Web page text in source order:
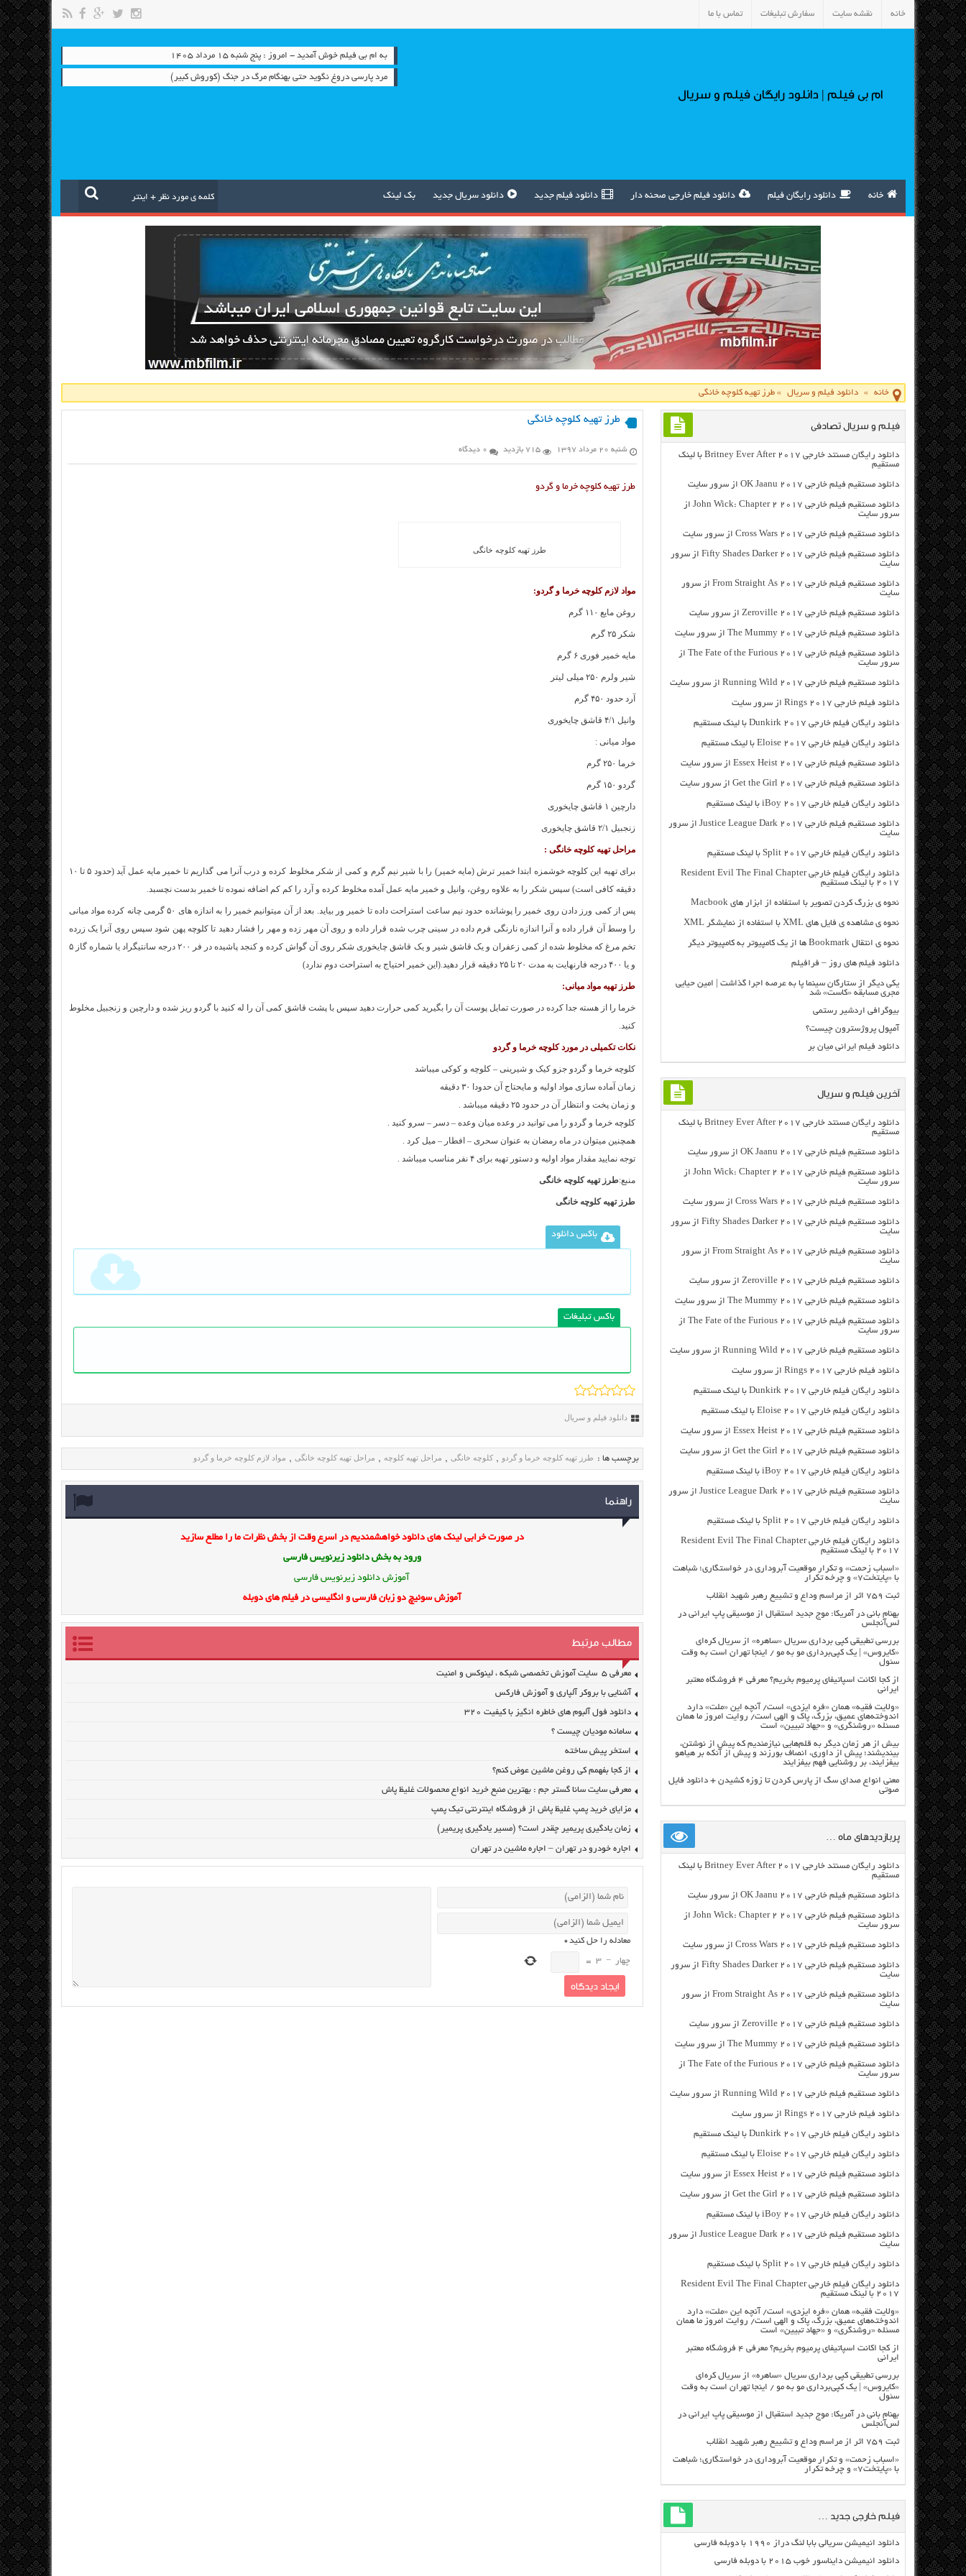
خانه نقشه سایت سفارش تبلیغات تماس با ما
ام بی فیلم | دانلود رایگان فیلم و سریال
به ام بی فیلم خوش آمدید - امروز : پنج شنبه ۱۵ مرداد ۱۴۰۵
مرد پارسی دروغ نگوید حتی بهنگام مرگ در جنگ (کوروش کبیر)
خانه دانلود رایگان فیلم دانلود فیلم خارجی صحنه دار دانلود فیلم جدید دانلود سریال جدید بک لینک
خانه » دانلود فیلم و سریال »طرز تهیه کلوچه خانگی
طرز تهیه کلوچه خانگی
شنبه ۲۰ مرداد ۱۳۹۷ 715 بازدید 0 دیدگاه
طرز تهیه کلوچه خرما و گردو
طرز تهیه کلوچه خانگی
مواد لازم کلوچه خرما و گردو:
روغن مایع ۱۱۰ گرم
شکر ۲۵ گرم
مایه خمیر فوری ۶ گرم
شیر ولرم ۲۵۰ میلی لیتر
آرد حدود ۴۵۰ گرم
وانیل ۴/۱ قاشق چایخوری
مواد میانی :
خرما ۲۵۰ گرم
گردو ۱۵۰ گرم
دارچین ۱ قاشق چایخوری
زنجبیل ۲/۱ قاشق چایخوری
مراحل تهیه کلوچه خانگی :
برای تهیه این کلوچه خوشمزه ابتدا خمیر ترش (مایه خمیر) را با شیر نیم گرم و کمی از شکر مخلوط کرده و درب آنرا می گذاریم تا خمیر مایه عمل آید (حدود ۵ تا ۱۰
دقیقه کافی است) سپس شکر را به علاوه روغن، وانیل و خمیر مایه عمل آمده مخلوط کرده و آرد را کم کم اضافه نموده تا خمیر بدست نچسبد.
پس از کمی ورز دادن روی خمیر را پوشانده حدود نیم ساعت استراحت داده تا خمیر ور بیاید. بعد از آن میتوانیم خمیر را به اندازه های ۵۰ گرمی چانه کرده مواد میانی
را وسط آن قرار داده و آنرا اندازه نارنگی فرم داده در سینی چرب شده قرار داده و روی آن مهر زده و مهر را فشار دهید تا کلوچه پهن شود سپس روی آنرا یک زرده
تخم مرغ که مخلوط شده از کمی زعفران و یک قاشق شیر و یک قاشق چایخوری شکر روی آن گواش کرده و کنجد پاشیده در فر ۲۰۰ درجه سانتیگراد یا شماره گاز ۵
و یا ۴۰۰ درجه فارنهایت به مدت ۲۰ تا ۲۵ دقیقه قرار دهید.(این خمیر احتیاج به استراحت دوم ندارد)
طرز تهیه مواد میانی:
خرما را از هسته جدا کرده در صورت تمایل پوست آن را بگیرید کمی حرارت دهید سپس با پشت قاشق کمی آن را له کنید با گردو ریز شده و دارچین و زنجبیل مخلوط
کنید.
نکات تکمیلی در مورد کلوچه خرما و گردو
کلوچه خرما و گردو جزو کیک و شیرینی – کلوچه و کوکی میباشد
زمان آماده سازی مواد اولیه و مایحتاج آن حدودا ۳۰ دقیقه
و زمان پخت و انتظار آن در حدود ۲۵ دقیقه میباشد .
کلوچه خرما و گردو را می توانید در وعده میان وعده – دسر – سرو کنید .
همچنین میتوان در ماه رمضان به عنوان سحری – افطار – میل کرد .
توجه نمایید مقدار مواد اولیه و دستور تهیه برای ۴ نفر مناسب میباشد .
منبع:طرز تهیه کلوچه خانگی
طرز تهیه کلوچه خانگی
باکس دانلود
باکس تبلیغات
دانلود فیلم و سریال
برچسب ها : طرز تهیه کلوچه خرما و گردو , کلوچه خانگی , مراحل تهیه کلوچه , مراحل تهیه کلوچه خانگی , مواد لازم کلوچه خرما و گردو
راهنما
در صورت خرابی لینک های دانلود خواهشمندیم در اسرع وقت از بخش نظرات ما را مطلع سازید
ورود به بخش دانلود زیرنویس فارسی
آموزش دانلود زیرنویس فارسی
آموزش سوئیچ دو زبان فارسی و انگلیسی در فیلم های دوبله
مطالب مرتبط
معرفی ۵ سایت آموزش تخصصی شبکه ، لینوکس و امنیت
آشنایی با بروکر آلپاری و آموزش فارکس
دانلود فول آلبوم های خاطره انگیز با کیفیت ۳۲۰
سامانه مودیان چیست ؟
استخر پیش ساخته
از کجا بفهمم کی روغن ماشین عوض کنم؟
معرفی سایت سانا گستر جم : بهترین منبع خرید انواع محصولات غلیظ پاش
مزایای خرید پمپ غلیظ پاش از فروشگاه اینترنتی تیک پمپ
زمان یادگیری پریمیر چقدر است؟ (مسیر یادگیری پریمیر)
اجاره خودرو در تهران – اجاره ماشین در تهران
معادله را حل کنید*
چهار −
3
=
فیلم و سریال تصادفی
دانلود رایگان مسنتد خارجی Britney Ever After 2017 با لینک
مستقیم
دانلود مستقیم فیلم خارجی OK Jaanu 2017 از سرور سایت
دانلود مستقیم فیلم خارجی John Wick: Chapter 2 2017 از
سرور سایت
دانلود مستقیم فیلم خارجی Cross Wars 2017 از سرور سایت
دانلود مستقیم فیلم خارجی Fifty Shades Darker 2017 از سرور
سایت
دانلود مستقیم فیلم خارجی From Straight As 2017 از سرور
سایت
دانلود مستقیم فیلم خارجی Zeroville 2017 از سرور سایت
دانلود مستقیم فیلم خارجی The Mummy 2017 از سرور سایت
دانلود مستقیم فیلم خارجی The Fate of the Furious 2017 از
سرور سایت
دانلود مستقیم فیلم خارجی Running Wild 2017 از سرور سایت
دانلود فیلم خارجی Rings 2017 از سرور سایت
دانلود رایگان فیلم خارجی Dunkirk 2017 با لینک مستقیم
دانلود رایگان فیلم خارجی Eloise 2017 با لینک مستقیم
دانلود مستقیم فیلم خارجی Essex Heist 2017 از سرور سایت
دانلود مستقیم فیلم خارجی Get the Girl 2017 از سرور سایت
دانلود رایگان فیلم خارجی iBoy 2017 با لینک مستقیم
دانلود مستقیم فیلم خارجی Justice League Dark 2017 از سرور
سایت
دانلود رایگان فیلم خارجی Split 2017 با لینک مستقیم
دانلود رایگان فیلم خارجی Resident Evil The Final Chapter
2017 با لینک مستقیم
نحوه ی بزرگ کردن تصویر با استفاده از ابزار های Macbook
نحوه ی مشاهده ی فایل های XML با استفاده از نمایشگر XML
نحوه ی انتقال Bookmark ها از یک کامپیوتر به کامپیوتر دیگر
دانلود فیلم های روز – فرافیلم
یکی دیگر از ستارگان سینما پا به عرصه اجرا گذاشت | امین حیایی
مجری مسابقه «کاست» شد
بیوگرافی اردشیر رستمی
آمپول پروژسترون چیست؟
دانلود فیلم ایرانی میان بر
آخرین فیلم و سریال
دانلود رایگان مسنتد خارجی Britney Ever After 2017 با لینک
مستقیم
دانلود مستقیم فیلم خارجی OK Jaanu 2017 از سرور سایت
دانلود مستقیم فیلم خارجی John Wick: Chapter 2 2017 از
سرور سایت
دانلود مستقیم فیلم خارجی Cross Wars 2017 از سرور سایت
دانلود مستقیم فیلم خارجی Fifty Shades Darker 2017 از سرور
سایت
دانلود مستقیم فیلم خارجی From Straight As 2017 از سرور
سایت
دانلود مستقیم فیلم خارجی Zeroville 2017 از سرور سایت
دانلود مستقیم فیلم خارجی The Mummy 2017 از سرور سایت
دانلود مستقیم فیلم خارجی The Fate of the Furious 2017 از
سرور سایت
دانلود مستقیم فیلم خارجی Running Wild 2017 از سرور سایت
دانلود فیلم خارجی Rings 2017 از سرور سایت
دانلود رایگان فیلم خارجی Dunkirk 2017 با لینک مستقیم
دانلود رایگان فیلم خارجی Eloise 2017 با لینک مستقیم
دانلود مستقیم فیلم خارجی Essex Heist 2017 از سرور سایت
دانلود مستقیم فیلم خارجی Get the Girl 2017 از سرور سایت
دانلود رایگان فیلم خارجی iBoy 2017 با لینک مستقیم
دانلود مستقیم فیلم خارجی Justice League Dark 2017 از سرور
سایت
دانلود رایگان فیلم خارجی Split 2017 با لینک مستقیم
دانلود رایگان فیلم خارجی Resident Evil The Final Chapter
2017 با لینک مستقیم
«اسباب زحمت» و تکرار موقعیت آبروداری در خواستگاری؛ شباهت
با «پایتخت۷» و چرخه تکرار
ثبت ۷۵۹ اثر از مراسم وداع و تشییع رهبر شهید انقلاب
بهنام بانی در آمریکا: موج جدید استقبال از موسیقی پاپ ایرانی در
لس‌آنجلس
بررسی تطبیقی کپی برداری سریال «ساهره» از سریال کره‌ای
«کایروس» | یک کپی‌برداری مو به مو / اینجا تهران است به وقت
سئول
از کجا اکانت اسپاتیفای پرمیوم بخریم؟ معرفی ۴ فروشگاه معتبر
ایرانی
«ولایت فقیه» همان «فره ایزدی» است/ آنچه این «ملت» دارد
اندوخته‌های عمیق، بزرگ، پاک و الهی است/ روایت امروز ما همان
مسئله «روشنگری» و «جهاد تبیین» است
بیش از هر زمان دیگر به قلم‌هایی نیازمندیم که پیش از نوشتن،
بیندیشند؛ پیش از داوری، انصاف بورزند و پیش از آنکه بر هیاهو
بیفزایند، بر روشنایی فهم بیفزایند
معنی انواع صدای سگ از پارس کردن تا زوزه کشیدن + دانلود فایل
صوتی
پربازدیدهای ماه …
دانلود رایگان مسنتد خارجی Britney Ever After 2017 با لینک
مستقیم
دانلود مستقیم فیلم خارجی OK Jaanu 2017 از سرور سایت
دانلود مستقیم فیلم خارجی John Wick: Chapter 2 2017 از
سرور سایت
دانلود مستقیم فیلم خارجی Cross Wars 2017 از سرور سایت
دانلود مستقیم فیلم خارجی Fifty Shades Darker 2017 از سرور
سایت
دانلود مستقیم فیلم خارجی From Straight As 2017 از سرور
سایت
دانلود مستقیم فیلم خارجی Zeroville 2017 از سرور سایت
دانلود مستقیم فیلم خارجی The Mummy 2017 از سرور سایت
دانلود مستقیم فیلم خارجی The Fate of the Furious 2017 از
سرور سایت
دانلود مستقیم فیلم خارجی Running Wild 2017 از سرور سایت
دانلود فیلم خارجی Rings 2017 از سرور سایت
دانلود رایگان فیلم خارجی Dunkirk 2017 با لینک مستقیم
دانلود رایگان فیلم خارجی Eloise 2017 با لینک مستقیم
دانلود مستقیم فیلم خارجی Essex Heist 2017 از سرور سایت
دانلود مستقیم فیلم خارجی Get the Girl 2017 از سرور سایت
دانلود رایگان فیلم خارجی iBoy 2017 با لینک مستقیم
دانلود مستقیم فیلم خارجی Justice League Dark 2017 از سرور
سایت
دانلود رایگان فیلم خارجی Split 2017 با لینک مستقیم
دانلود رایگان فیلم خارجی Resident Evil The Final Chapter
2017 با لینک مستقیم
«ولایت فقیه» همان «فره ایزدی» است/ آنچه این «ملت» دارد
اندوخته‌های عمیق، بزرگ، پاک و الهی است/ روایت امروز ما همان
مسئله «روشنگری» و «جهاد تبیین» است
از کجا اکانت اسپاتیفای پرمیوم بخریم؟ معرفی ۴ فروشگاه معتبر
ایرانی
بررسی تطبیقی کپی برداری سریال «ساهره» از سریال کره‌ای
«کایروس» | یک کپی‌برداری مو به مو / اینجا تهران است به وقت
سئول
بهنام بانی در آمریکا: موج جدید استقبال از موسیقی پاپ ایرانی در
لس‌آنجلس
ثبت ۷۵۹ اثر از مراسم وداع و تشییع رهبر شهید انقلاب
«اسباب زحمت» و تکرار موقعیت آبروداری در خواستگاری؛ شباهت
با «پایتخت۷» و چرخه تکرار
فیلم خارجی جدید …
دانلود انیمیشن سریالی بابا لنگ دراز ۱۹۹۰ با دوبله فارسی
دانلود انیمیشن دایناسور خوب ۲۰۱۵ با دوبله فارسی